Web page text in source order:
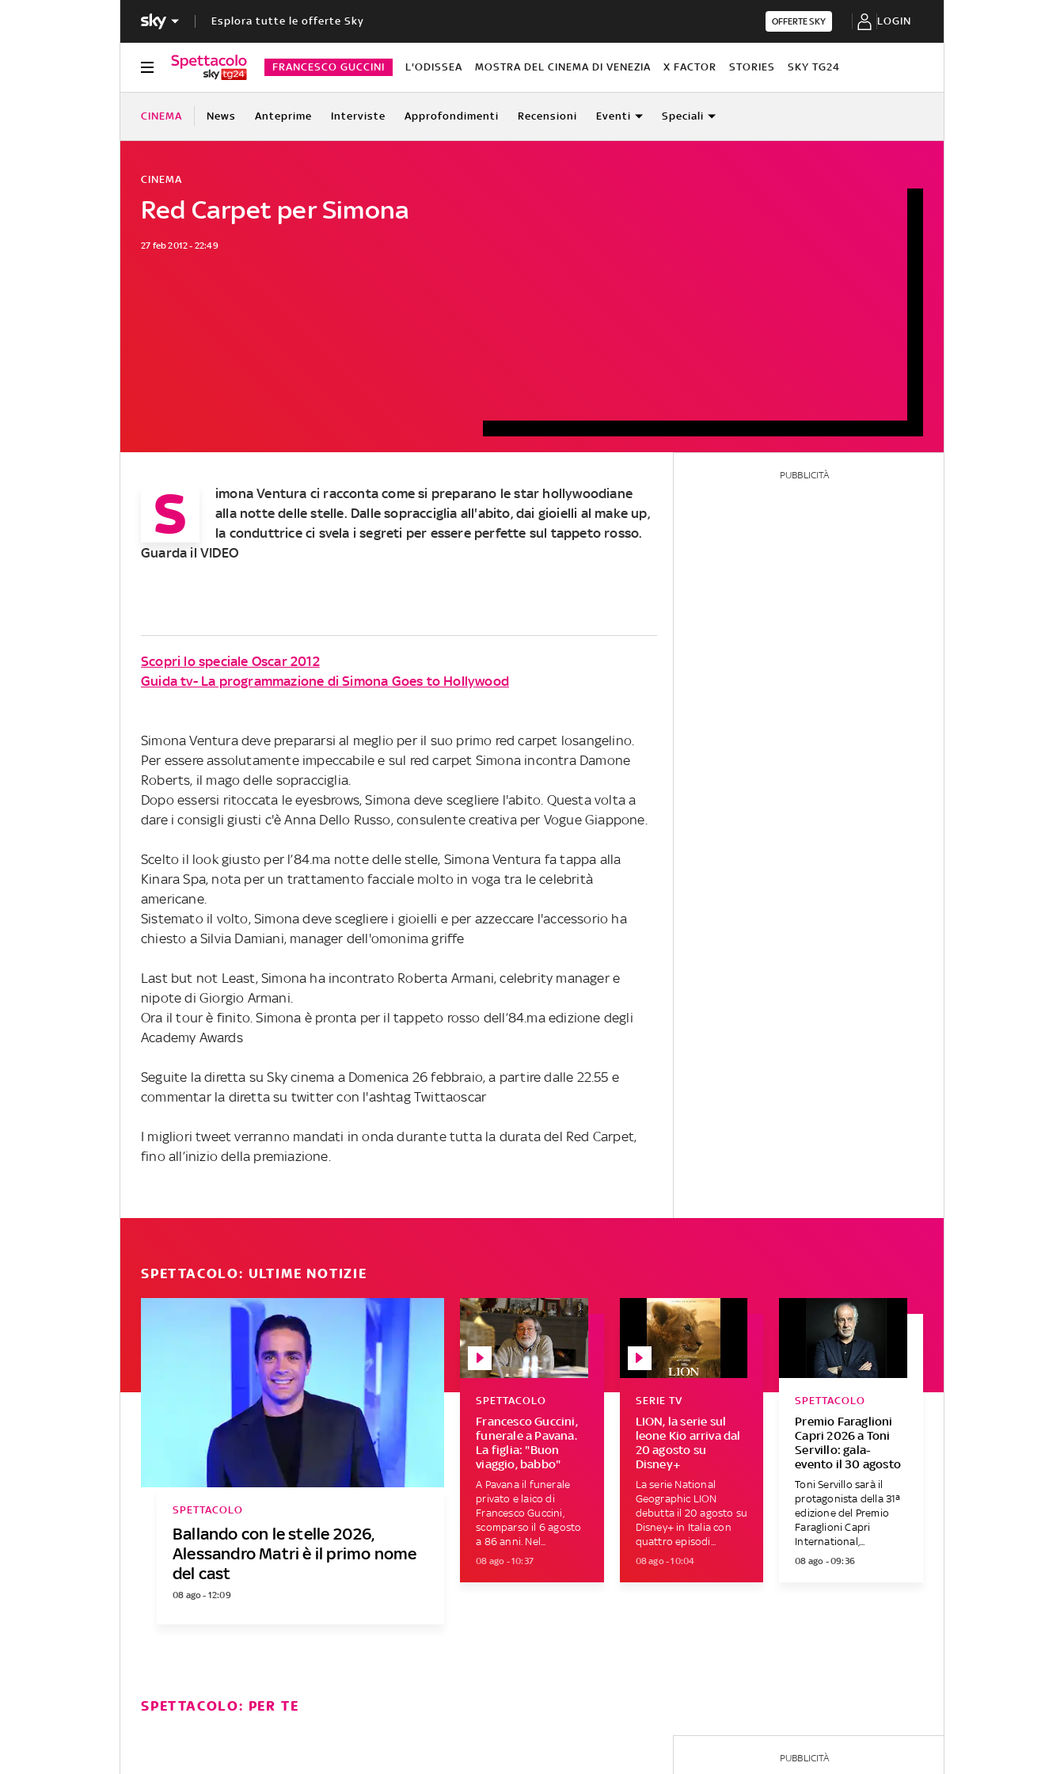
Esplora tutte le offerte Sky OFFERTE SKY LOGIN
FRANCESCO GUCCINI L'ODISSEA MOSTRA DEL CINEMA DI VENEZIA X FACTOR STORIES SKY TG24
CINEMA News Anteprime Interviste Approfondimenti Recensioni Eventi Speciali
Red Carpet per Simona
CINEMA
27 feb 2012 - 22:49
S
imona Ventura ci racconta come si preparano le star hollywoodiane
alla notte delle stelle. Dalle sopracciglia all'abito, dai gioielli al make up,
la conduttrice ci svela i segreti per essere perfette sul tappeto rosso.
Guarda il VIDEO
Scopri lo speciale Oscar 2012
Guida tv- La programmazione di Simona Goes to Hollywood
Simona Ventura deve prepararsi al meglio per il suo primo red carpet losangelino.
Per essere assolutamente impeccabile e sul red carpet Simona incontra Damone
Roberts, il mago delle sopracciglia.
Dopo essersi ritoccata le eyesbrows, Simona deve scegliere l'abito. Questa volta a
dare i consigli giusti c'è Anna Dello Russo, consulente creativa per Vogue Giappone.
Scelto il look giusto per l’84.ma notte delle stelle, Simona Ventura fa tappa alla
Kinara Spa, nota per un trattamento facciale molto in voga tra le celebrità
americane.
Sistemato il volto, Simona deve scegliere i gioielli e per azzeccare l'accessorio ha
chiesto a Silvia Damiani, manager dell'omonima griffe
Last but not Least, Simona ha incontrato Roberta Armani, celebrity manager e
nipote di Giorgio Armani.
Ora il tour è finito. Simona è pronta per il tappeto rosso dell’84.ma edizione degli
Academy Awards
Seguite la diretta su Sky cinema a Domenica 26 febbraio, a partire dalle 22.55 e
commentar la diretta su twitter con l'ashtag Twittaoscar
I migliori tweet verranno mandati in onda durante tutta la durata del Red Carpet,
fino all’inizio della premiazione.
PUBBLICITÀ
SPETTACOLO: ULTIME NOTIZIE
Ballando con le stelle 2026,
Alessandro Matri è il primo nome
del cast
SPETTACOLO
08 ago - 12:09
Francesco Guccini,
funerale a Pavana.
La figlia: "Buon
viaggio, babbo"
SPETTACOLO
A Pavana il funerale
privato e laico di
Francesco Guccini,
scomparso il 6 agosto
a 86 anni. Nel...
08 ago - 10:37
LION, la serie sul
leone Kio arriva dal
20 agosto su
Disney+
SERIE TV
La serie National
Geographic LION
debutta il 20 agosto su
Disney+ in Italia con
quattro episodi...
08 ago - 10:04
Premio Faraglioni
Capri 2026 a Toni
Servillo: gala-
evento il 30 agosto
SPETTACOLO
Toni Servillo sarà il
protagonista della 31ª
edizione del Premio
Faraglioni Capri
International,...
08 ago - 09:36
SPETTACOLO: PER TE
PUBBLICITÀ